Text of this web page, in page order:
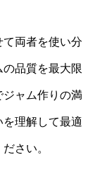
両者を使い分
品質を最大限
ジャム作りの満
理解して最適
さい。